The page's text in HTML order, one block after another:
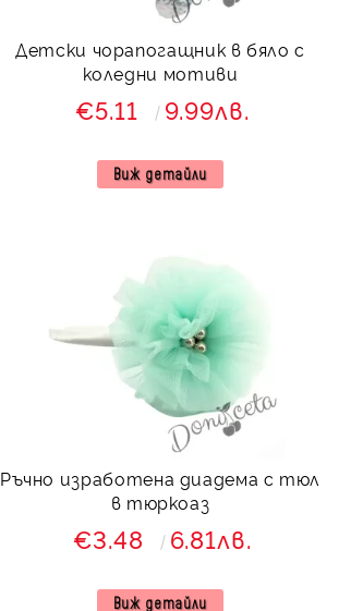
Детски чорапогащник в бяло с
коледни мотиви
€5.11 9.99лв.
Виж детайли
Ръчно изработена диадема с тюл
в тюркоаз
€3.48 6.81лв.
Виж детайли